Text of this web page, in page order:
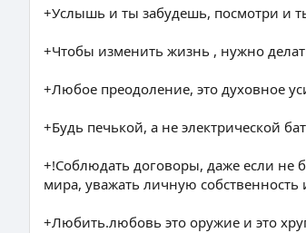
+Услышь и ты забудешь, посмотри и
+Чтобы изменить жизнь , нужно
+Любое преодоление, это духовное
+Будь печькой, а не электрической
+!Соблюдать договоры, даже если не
мира, уважать личную собственность
+Любить.любовь это оружие и это